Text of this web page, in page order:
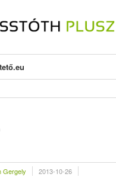
Gergely
2013-10-26